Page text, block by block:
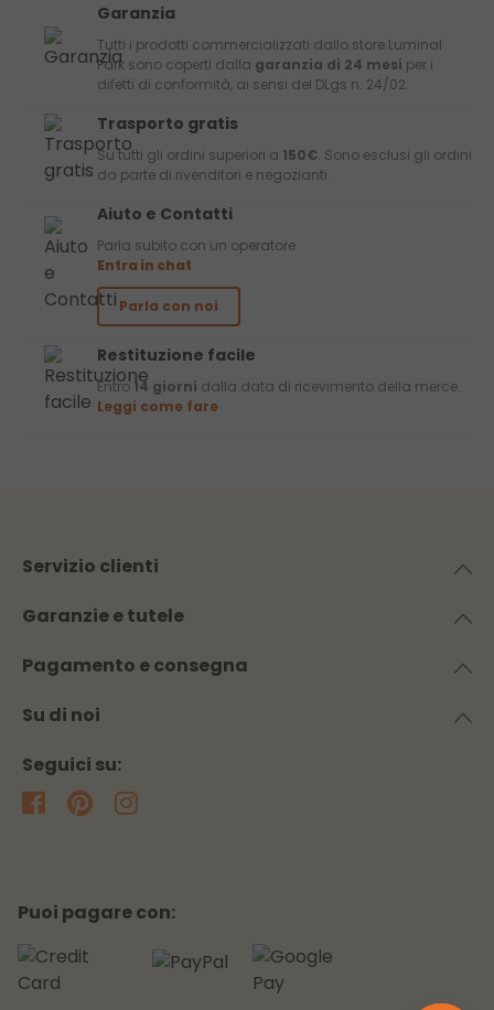
Garanzia
Tutti i prodotti commercializzati dallo store Luminal
Park sono coperti dalla garanzia di 24 mesi per i
difetti di conformità, ai sensi del DLgs n. 24/02.
Trasporto gratis
Su tutti gli ordini superiori a 150€. Sono esclusi gli ordini
da parte di rivenditori e negozianti.
Aiuto e Contatti
Parla subito con un operatore
Entra in chat
Parla con noi
Restituzione facile
Entro 14 giorni dalla data di ricevimento della merce.
Leggi come fare
Servizio clienti
Garanzie e tutele
Pagamento e consegna
Su di noi
Seguici su:
Puoi pagare con: